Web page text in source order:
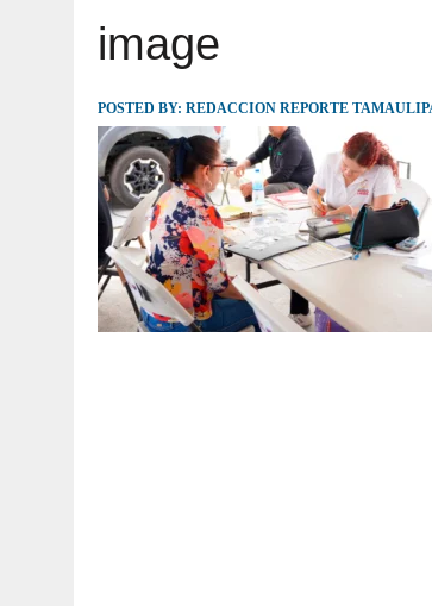
DE COLONIA.
JULIO 30, 2026 | TAMAULIPAS TE INVITA A
image
POSTED BY: REDACCION REPORTE